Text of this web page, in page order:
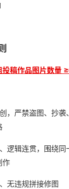
投稿作品图片数量
，严禁盗图、抄
逻辑连贯，围绕
作
无违规拼接修图